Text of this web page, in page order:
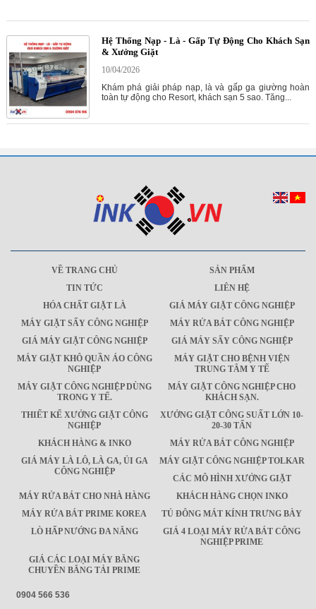
Hệ Thống Nạp - Là - Gấp Tự Động Cho Khách Sạn
& Xưởng Giặt
10/04/2026
Khám phá giải pháp nạp, là và gấp ga giường hoàn
toàn tự động cho Resort, khách sạn 5 sao. Tăng...
VỀ TRANG CHỦ
SẢN PHẨM
TIN TỨC
LIÊN HỆ
HÓA CHẤT GIẶT LÀ
GIÁ MÁY GIẶT CÔNG NGHIỆP
MÁY GIẶT SẤY CÔNG NGHIỆP
MÁY RỬA BÁT CÔNG NGHIỆP
GIÁ MÁY GIẶT CÔNG NGHIỆP
GIÁ MÁY SẤY CÔNG NGHIỆP
MÁY GIẶT KHÔ QUẦN ÁO CÔNG
NGHIỆP
MÁY GIẶT CHO BỆNH VIỆN
TRUNG TÂM Y TẾ
MÁY GIẶT CÔNG NGHIỆP DÙNG
TRONG Y TẾ.
MÁY GIẶT CÔNG NGHIỆP CHO
KHÁCH SẠN.
THIẾT KẾ XƯỞNG GIẶT CÔNG
NGHIỆP
XƯỞNG GIẶT CÔNG SUẤT LỚN 10-
20-30 TẤN
KHÁCH HÀNG & INKO
MÁY RỬA BÁT CÔNG NGHIỆP
GIÁ MÁY LÀ LÔ, LÀ GA, ỦI GA
CÔNG NGHIỆP
MÁY GIẶT CÔNG NGHIỆP TOLKAR
CÁC MÔ HÌNH XƯỞNG GIẶT
MÁY RỬA BÁT CHO NHÀ HÀNG
KHÁCH HÀNG CHỌN INKO
MÁY RỬA BÁT PRIME KOREA
TỦ ĐÔNG MÁT KÍNH TRƯNG BÀY
LÒ HẤP NƯỚNG ĐA NĂNG
GIÁ 4 LOẠI MÁY RỬA BÁT CÔNG
NGHIỆP PRIME
GIÁ CÁC LOẠI MÁY BĂNG
CHUYỀN BĂNG TẢI PRIME
0904 566 536